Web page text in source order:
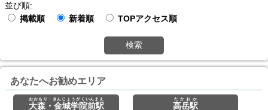
並び順:
掲載順
新着順 TOPアクセス順
検索
あなたへお勧めエリア
大森・金城学院前駅
おおもり・きんじょうがくいんまえ
高岳駅
たかおか